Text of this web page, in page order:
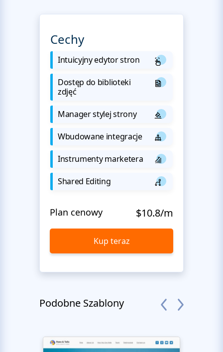
Cechy
Intuicyjny edytor stron
Dostęp do biblioteki
zdjęć
Manager stylej strony
Wbudowane integracje
Instrumenty marketera
Shared Editing
Plan cenowy $10.8/m
Kup teraz
Podobne Szablony